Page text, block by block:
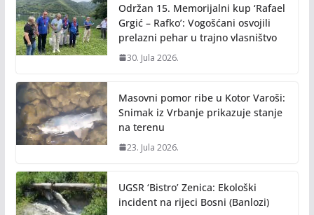
Održan 15. Memorijalni kup ‘Rafael
Grgić – Rafko’: Vogošćani osvojili
prelazni pehar u trajno vlasništvo
30. Jula 2026.
Masovni pomor ribe u Kotor Varoši:
Snimak iz Vrbanje prikazuje stanje
na terenu
23. Jula 2026.
UGSR ‘Bistro’ Zenica: Ekološki
incident na rijeci Bosni (Banlozi)